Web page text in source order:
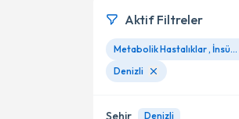
Aktif Filtreler
Metabolik Hastalıklar , İnsülin Direnci ve Obezite
Denizli
Şehir Denizli